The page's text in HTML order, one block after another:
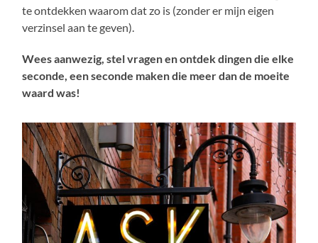
te ontdekken waarom dat zo is (zonder er mijn eigen
verzinsel aan te geven).
Wees aanwezig, stel vragen en ontdek dingen die elke
seconde, een seconde maken die meer dan de moeite
waard was!